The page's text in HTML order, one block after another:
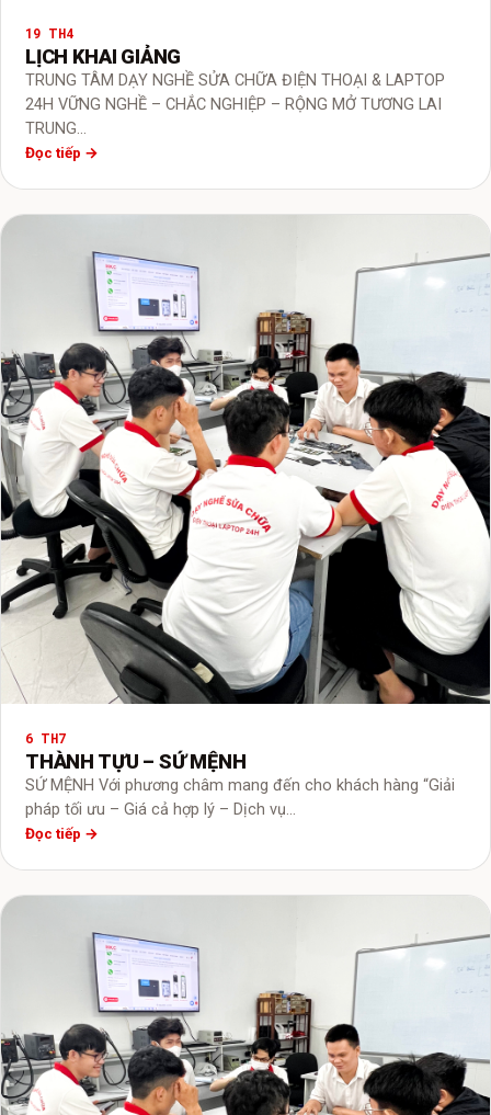
19 TH4
LỊCH KHAI GIẢNG
TRUNG TÂM DẠY NGHỀ SỬA CHỮA ĐIỆN THOẠI & LAPTOP
24H VỮNG NGHỀ – CHẮC NGHIỆP – RỘNG MỞ TƯƠNG LAI
TRUNG…
Đọc tiếp →
6 TH7
THÀNH TỰU – SỨ MỆNH
SỨ MỆNH Với phương châm mang đến cho khách hàng “Giải
pháp tối ưu – Giá cả hợp lý – Dịch vụ…
Đọc tiếp →